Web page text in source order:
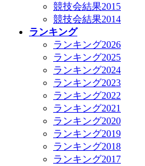
競技会結果2015
競技会結果2014
ランキング
ランキング2026
ランキング2025
ランキング2024
ランキング2023
ランキング2022
ランキング2021
ランキング2020
ランキング2019
ランキング2018
ランキング2017